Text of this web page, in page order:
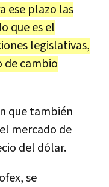
ese plazo las
que es el
legislativas,
de cambio
que también
mercado de
del dólar.
se